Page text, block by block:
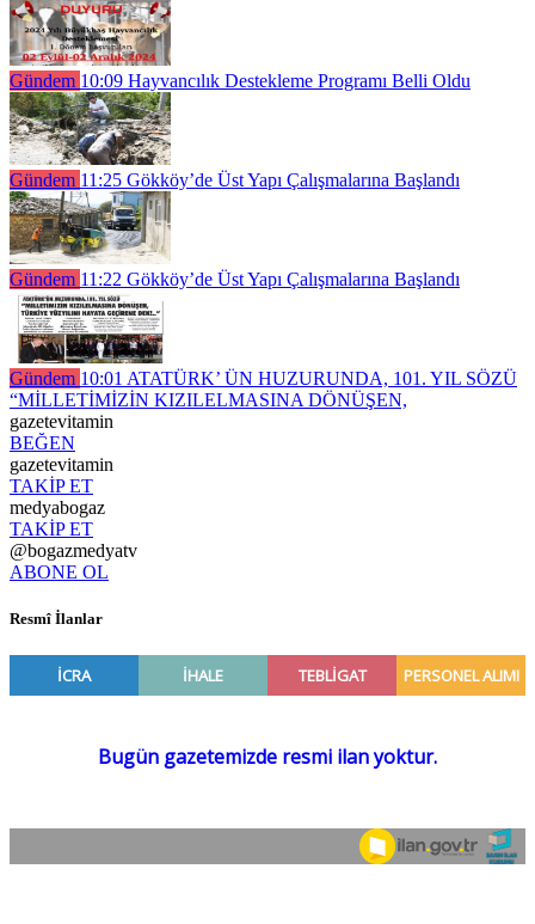
Gündem 10:09 Hayvancılık Destekleme Programı Belli Oldu
Gündem 11:25 Gökköy’de Üst Yapı Çalışmalarına Başlandı
Gündem 11:22 Gökköy’de Üst Yapı Çalışmalarına Başlandı
Gündem 10:01 ATATÜRK’ ÜN HUZURUNDA, 101. YIL SÖZÜ
“MİLLETİMİZİN KIZILELMASINA DÖNÜŞEN,
gazetevitamin
BEĞEN
gazetevitamin
TAKİP ET
medyabogaz
TAKİP ET
@bogazmedyatv
ABONE OL
Resmî İlanlar